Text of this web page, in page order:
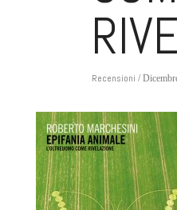
Recensioni /